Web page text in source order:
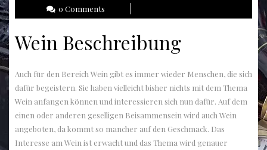
0 Comments
Wein Beschreibung
Auch für den Bereich Wein gibt es immer wieder Menschen, die sich
dafür begeistern. Sie haben vielleicht bisher nichts mit dem Thema
Wein anfangen können und interessieren sich nun dafür. Auf dem
einen oder anderen geselligen Beisammensein wird auch Wein
angeboten, da kommt so mancher auf den Geschmack. Das
Interesse am Wein ist erwacht und das Thema wird genauer